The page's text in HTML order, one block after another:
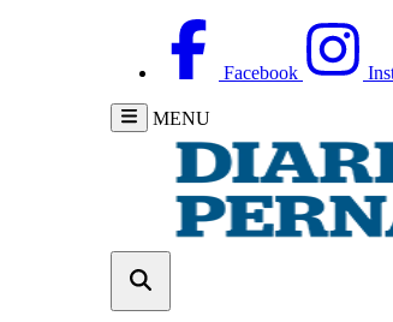
Facebook
MENU